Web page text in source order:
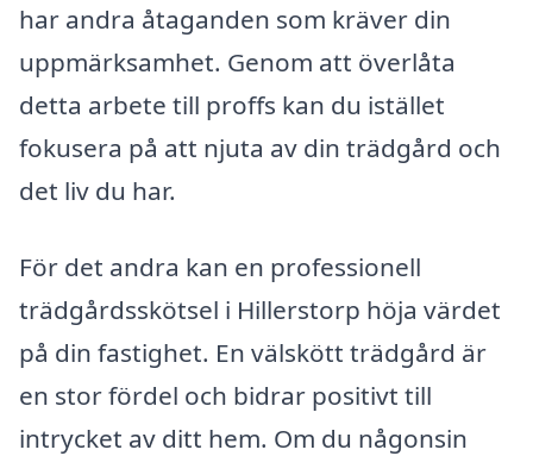
har andra åtaganden som kräver din
uppmärksamhet. Genom att överlåta
detta arbete till proffs kan du istället
fokusera på att njuta av din trädgård och
det liv du har.
För det andra kan en professionell
trädgårdsskötsel i Hillerstorp höja värdet
på din fastighet. En välskött trädgård är
en stor fördel och bidrar positivt till
intrycket av ditt hem. Om du någonsin